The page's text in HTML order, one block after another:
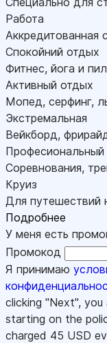
Работа
Аккредитованная
Спокойний отдых
Фитнес, йога и
Активный отдых
Мопед, серфинг,
Экстремальная
Вейкборд,
Професиональный
Соревнования,
Круиз
Для путешествий
Подробнее
У меня есть
Промокод
Я принимаю
clicking "Next",
starting on the
charged 45 USD